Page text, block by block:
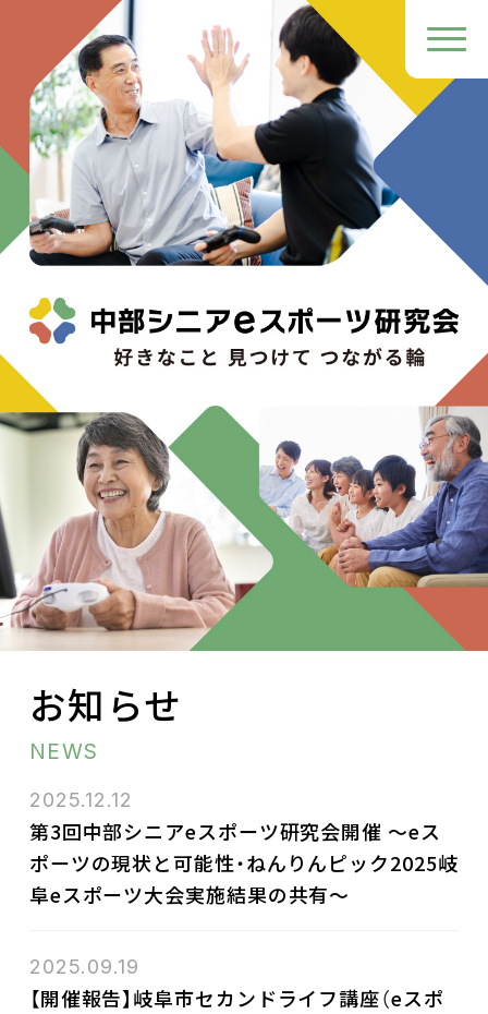
研究会概要
主な活動内容
参画企業一覧
お知らせ
お問い合わせ
お知らせ
NEWS
2025.12.12
第3回中部シニアeスポーツ研究会開催 ～eス
ポーツの現状と可能性・ねんりんピック2025岐
阜eスポーツ大会実施結果の共有～
2025.09.19
【開催報告】岐阜市セカンドライフ講座（eスポ